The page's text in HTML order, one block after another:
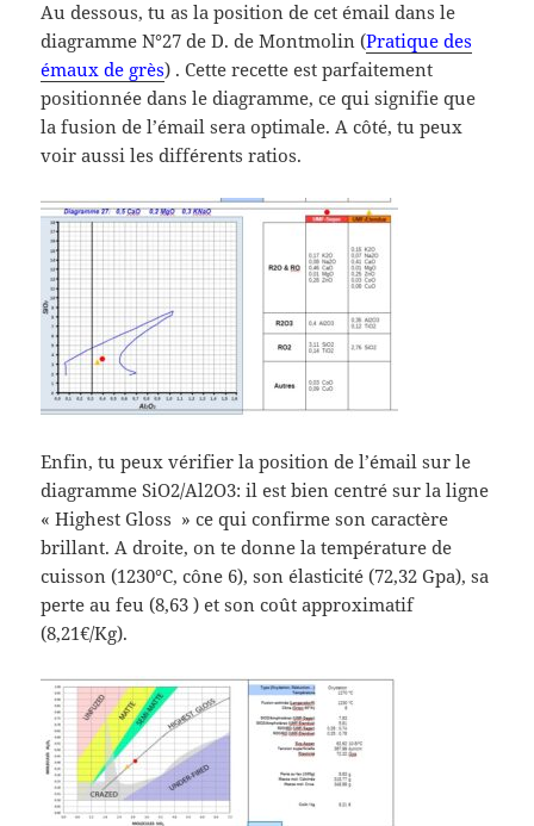
Au dessous, tu as la position de cet émail dans le
diagramme N°27 de D. de Montmolin (Pratique des
émaux de grès) . Cette recette est parfaitement
positionnée dans le diagramme, ce qui signifie que
la fusion de l’émail sera optimale. A côté, tu peux
voir aussi les différents ratios.
Enfin, tu peux vérifier la position de l’émail sur le
diagramme SiO2/Al2O3: il est bien centré sur la ligne
« Highest Gloss » ce qui confirme son caractère
brillant. A droite, on te donne la température de
cuisson (1230°C, cône 6), son élasticité (72,32 Gpa), sa
perte au feu (8,63 ) et son coût approximatif
(8,21€/Kg).